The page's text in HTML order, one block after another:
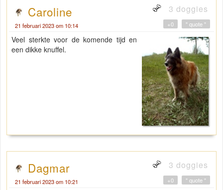
Caroline 3 doggies
21 februari 2023 om 10:14 " quote "
+0
Veel sterkte voor de komende tijd en
een dikke knuffel.
Dagmar 3 doggies
21 februari 2023 om 10:21 " quote "
+0